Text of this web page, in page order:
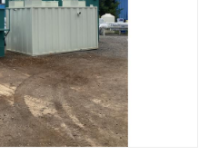
屠宰污水处理设备
食品制造业污水处理设备